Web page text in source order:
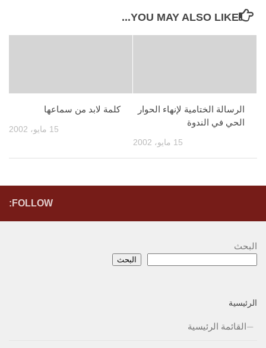
YOU MAY ALSO LIKE...
كلمة لابد من سماعها
15 مايو، 2002
الرسالة الختامية لإنهاء الحوار
الحي في الندوة
15 مايو، 2002
FOLLOW:
البحث
البحث
الرئيسية
القائمة الرئيسية